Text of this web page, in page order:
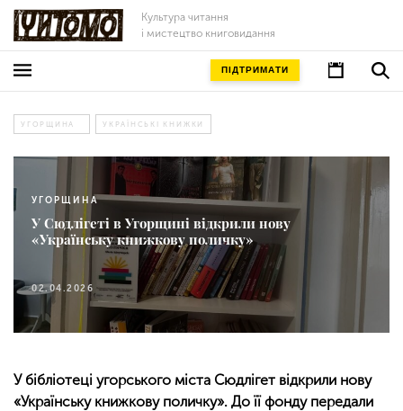
Культура читання
і мистецтво книговидання
ПІДТРИМАТИ
УГОРЩИНА УКРАЇНСЬКІ КНИЖКИ
УГОРЩИНА
У Сюдлігеті в Угорщині відкрили нову
«Українську книжкову поличку»
02.04.2026
У бібліотеці угорського міста Сюдлігет відкрили нову
«Українську книжкову поличку». До її фонду передали